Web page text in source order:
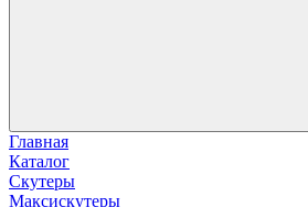
Главная
Каталог
Скутеры
Максискутеры